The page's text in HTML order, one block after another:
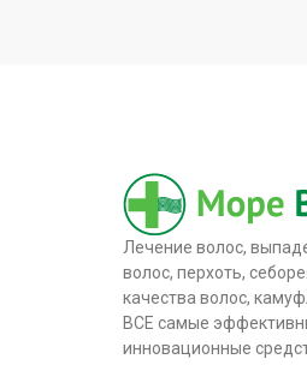
Лечение волос,
волос, перхоть,
качества волос,
ВСЕ самые
инновационные